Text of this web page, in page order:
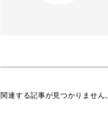
関連する記事が見つかりません。